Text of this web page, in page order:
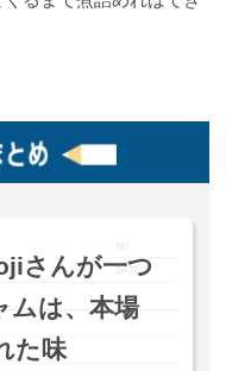
さんが一つ
ムは、本場
た味